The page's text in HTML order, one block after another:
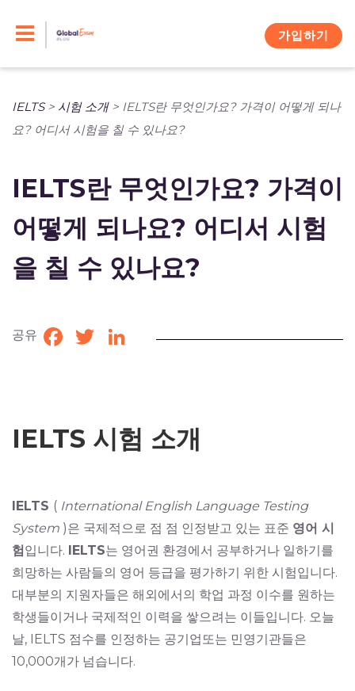
가입하기
IELTS> 시험 소개> IELTS란 무엇인가요? 가격이 어떻게 되나
요? 어디서 시험을 칠 수 있나요?
IELTS란 무엇인가요? 가격이
어떻게 되나요? 어디서 시험
을 칠 수 있나요?
공유 Facebook
TwitterLinkedIn
IELTS 시험 소개
IELTS ( International English Language Testing
System )은 국제적으로 점 점 인정받고 있는 표준 영어 시
험입니다. IELTS는 영어권 환경에서 공부하거나 일하기를
희망하는 사람들의 영어 등급을 평가하기 위한 시험입니다.
대부분의 지원자들은 해외에서의 학업 과정 이수를 원하는
학생들이거나 국제적인 이력을 쌓으려는 이들입니다. 오늘
날, IELTS 점수를 인정하는 공기업또는 민영기관들은
10,000개가 넘습니다.